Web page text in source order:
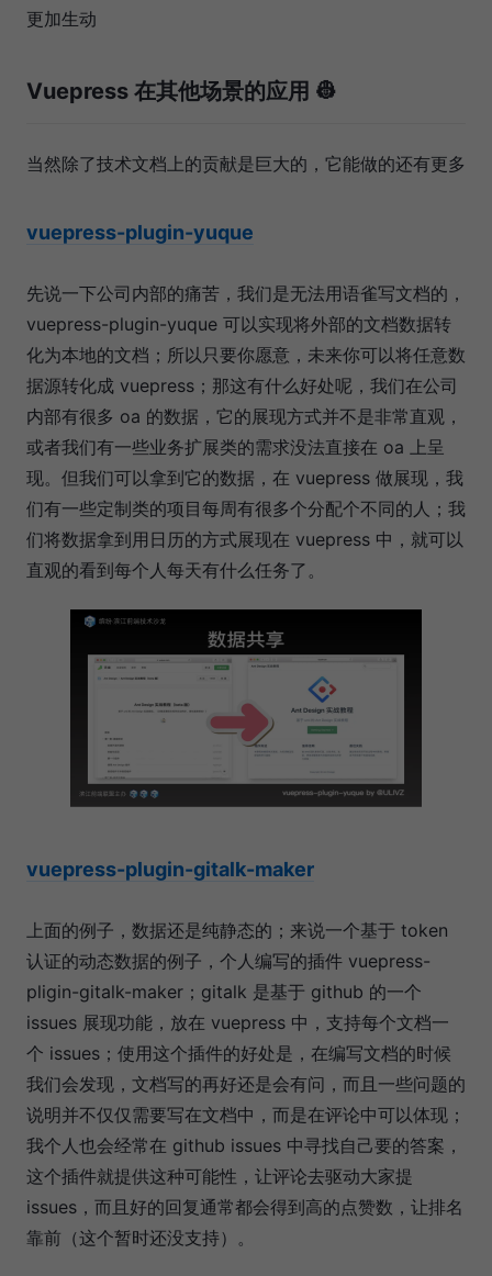
更加生动
Vuepress 在其他场景的应用 👷‍
当然除了技术文档上的贡献是巨大的，它能做的还有更多
vuepress-plugin-yuque
先说一下公司内部的痛苦，我们是无法用语雀写文档的，
vuepress-plugin-yuque 可以实现将外部的文档数据转
化为本地的文档；所以只要你愿意，未来你可以将任意数
据源转化成 vuepress；那这有什么好处呢，我们在公司
内部有很多 oa 的数据，它的展现方式并不是非常直观，
或者我们有一些业务扩展类的需求没法直接在 oa 上呈
现。但我们可以拿到它的数据，在 vuepress 做展现，我
们有一些定制类的项目每周有很多个分配个不同的人；我
们将数据拿到用日历的方式展现在 vuepress 中，就可以
直观的看到每个人每天有什么任务了。
vuepress-plugin-gitalk-maker
上面的例子，数据还是纯静态的；来说一个基于 token
认证的动态数据的例子，个人编写的插件 vuepress-
pligin-gitalk-maker；gitalk 是基于 github 的一个
issues 展现功能，放在 vuepress 中，支持每个文档一
个 issues；使用这个插件的好处是，在编写文档的时候
我们会发现，文档写的再好还是会有问，而且一些问题的
说明并不仅仅需要写在文档中，而是在评论中可以体现；
我个人也会经常在 github issues 中寻找自己要的答案，
这个插件就提供这种可能性，让评论去驱动大家提
issues，而且好的回复通常都会得到高的点赞数，让排名
靠前（这个暂时还没支持）。